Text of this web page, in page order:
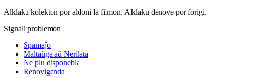
Alklaku kolekton por aldoni la filmon. Alklaku denove por forigi.
Signali problemon
Spamaĵo
Maltaŭga aŭ Nerilata
Ne plu disponebla
Renovigenda